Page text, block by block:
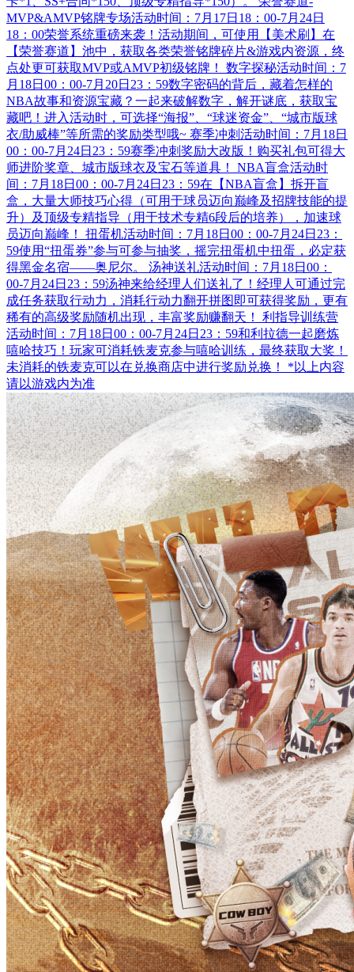
MVP&AMVP铭牌专场活动时间：7月17日18：00-7月24日
18：00荣誉系统重磅来袭！活动期间，可使用【美术刷】在
【荣誉赛道】池中，获取各类荣誉铭牌碎片&游戏内资源，终
点处更可获取MVP或AMVP初级铭牌！ 数字探秘活动时间：7
月18日00：00-7月20日23：59数字密码的背后，藏着怎样的
NBA故事和资源宝藏？一起来破解数字，解开谜底，获取宝
藏吧！进入活动时，可选择“海报”、“球迷资金”、“城市版球
衣/助威棒”等所需的奖励类型哦~ 赛季冲刺活动时间：7月18日
00：00-7月24日23：59赛季冲刺奖励大改版！购买礼包可得大
师进阶奖章、城市版球衣及宝石等道具！ NBA盲盒活动时
间：7月18日00：00-7月24日23：59在【NBA盲盒】拆开盲
盒，大量大师技巧心得（可用于球员迈向巅峰及招牌技能的提
升）及顶级专精指导（用于技术专精6段后的培养），加速球
员迈向巅峰！ 扭蛋机活动时间：7月18日00：00-7月24日23：
59使用“扭蛋券”参与可参与抽奖，摇完扭蛋机中扭蛋，必定获
得黑金名宿——奥尼尔。 汤神送礼活动时间：7月18日00：
00-7月24日23：59汤神来给经理人们送礼了！经理人可通过完
成任务获取行动力，消耗行动力翻开拼图即可获得奖励，更有
稀有的高级奖励随机出现，丰富奖励赚翻天！ 利指导训练营
活动时间：7月18日00：00-7月24日23：59和利拉德一起磨炼
嘻哈技巧！玩家可消耗铁麦克参与嘻哈训练，最终获取大奖！
未消耗的铁麦克可以在兑换商店中进行奖励兑换！ *以上内容
请以游戏内为准